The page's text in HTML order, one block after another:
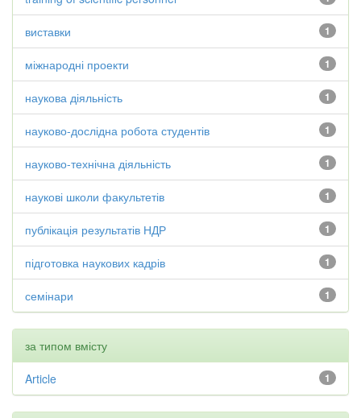
1
виставки
1
міжнародні проекти
1
наукова діяльність
1
науково-дослідна робота студентів
1
науково-технічна діяльність
1
наукові школи факультетів
1
публікація результатів НДР
1
підготовка наукових кадрів
1
семінари
за типом вмісту
1
Article